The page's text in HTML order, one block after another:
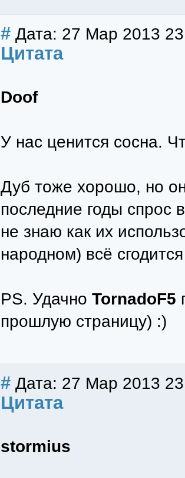
# Дата: 27 Мар 2013
Цитата
Doof
У нас ценится сосна.
Дуб тоже хорошо, но
последние годы спрос
не знаю как их
народном) всё
PS. Удачно TornadoF5
прошлую страницу) :)
# Дата: 27 Мар 2013
Цитата
stormius